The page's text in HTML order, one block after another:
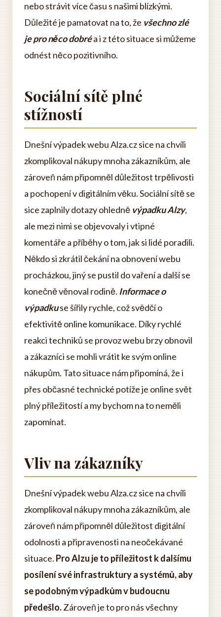
nebo strávit více času s našimi blízkými.
Důležité je pamatovat na to, že všechno zlé
je pro něco dobréa i z této situace si můžeme
odnést něco pozitivního.
Sociální sítě plné
stížností
Dnešní výpadek webu Alza.cz sice na chvíli
zkomplikoval nákupy mnoha zákazníkům, ale
zároveň nám připomněl důležitost trpělivosti
a pochopení v digitálním věku. Sociální sítě se
sice zaplnily dotazy ohledně výpadku Alzy,
ale mezi nimi se objevovaly i vtipné
komentáře a příběhy o tom, jak si lidé poradili.
Někdo si zkrátil čekání na obnovení webu
procházkou, jiný se pustil do vaření a další se
konečně věnoval rodině. Informace o
výpadkuse šířily rychle, což svědčí o
efektivitě online komunikace. Díky rychlé
reakci techniků se provoz webu brzy obnovil
a zákazníci se mohli vrátit ke svým online
nákupům. Tato situace nám připomíná, že i
přes občasné technické potíže je online svět
plný příležitostí a my bychom na to neměli
zapomínat.
Vliv na zákazníky
Dnešní výpadek webu Alza.cz sice na chvíli
zkomplikoval nákupy mnoha zákazníkům, ale
zároveň nám připomněl důležitost digitální
odolnosti a připravenosti na neočekávané
situace. Pro Alzu je to příležitost k dalšímu
posílení své infrastruktury a systémů, aby
se podobným výpadkům v budoucnu
předešlo.Zároveň je to pro nás všechny